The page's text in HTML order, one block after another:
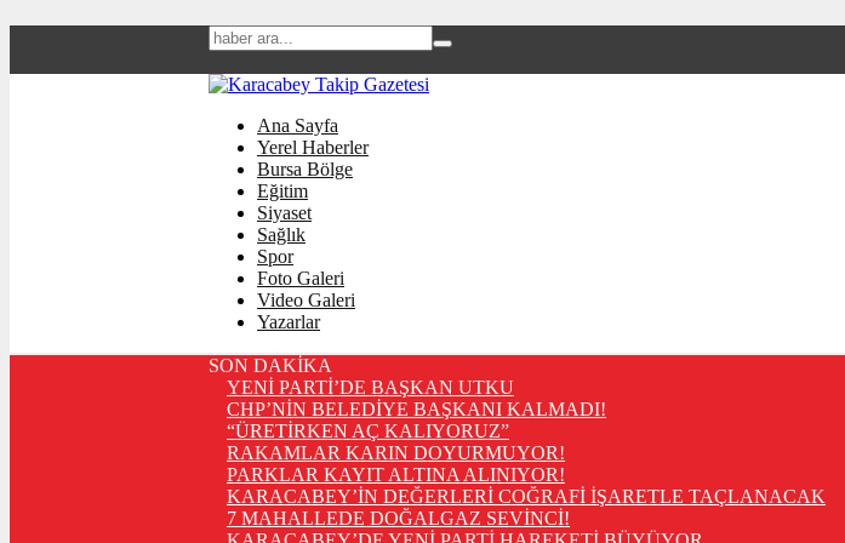
Ana Sayfa
Yerel Haberler
Bursa Bölge
Eğitim
Siyaset
Sağlık
Spor
Foto Galeri
Video Galeri
Yazarlar
SON DAKİKA
YENİ PARTİ’DE BAŞKAN UTKU
CHP’NİN BELEDİYE BAŞKANI KALMADI!
“ÜRETİRKEN AÇ KALIYORUZ”
RAKAMLAR KARIN DOYURMUYOR!
PARKLAR KAYIT ALTINA ALINIYOR!
KARACABEY’İN DEĞERLERİ COĞRAFİ İŞARETLE TAÇLANACAK
7 MAHALLEDE DOĞALGAZ SEVİNCİ!